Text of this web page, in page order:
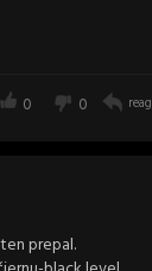
0
0
prepal.